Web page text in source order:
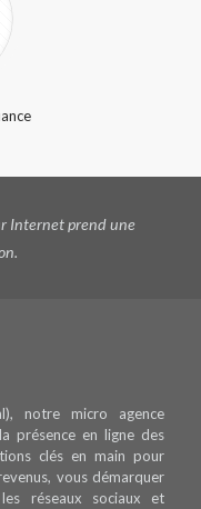
Internet prend une
notre micro agence
présence en ligne des
clés en main pour
vous démarquer
réseaux sociaux et